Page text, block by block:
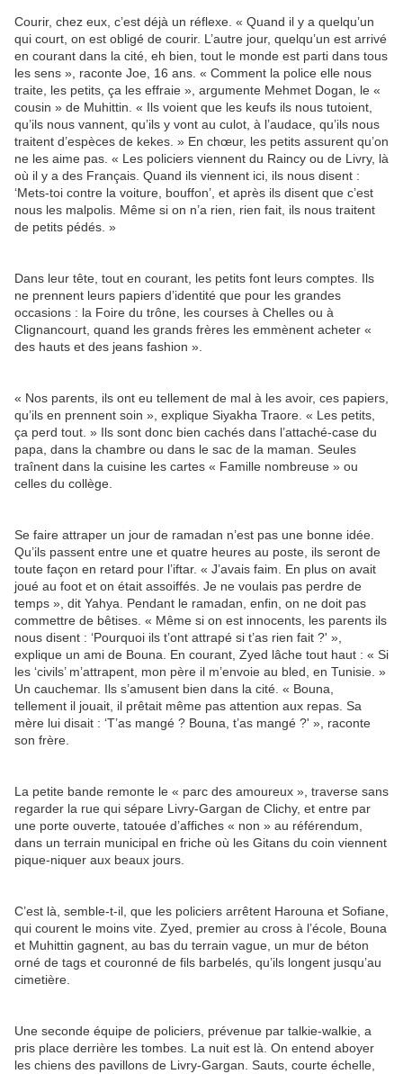
Courir, chez eux, c’est déjà un réflexe. « Quand il y a quelqu’un
qui court, on est obligé de courir. L’autre jour, quelqu’un est arrivé
en courant dans la cité, eh bien, tout le monde est parti dans tous
les sens », raconte Joe, 16 ans. « Comment la police elle nous
traite, les petits, ça les effraie », argumente Mehmet Dogan, le «
cousin » de Muhittin. « Ils voient que les keufs ils nous tutoient,
qu’ils nous vannent, qu’ils y vont au culot, à l’audace, qu’ils nous
traitent d’espèces de kekes. » En chœur, les petits assurent qu’on
ne les aime pas. « Les policiers viennent du Raincy ou de Livry, là
où il y a des Français. Quand ils viennent ici, ils nous disent :
‘Mets-toi contre la voiture, bouffon’, et après ils disent que c’est
nous les malpolis. Même si on n’a rien, rien fait, ils nous traitent
de petits pédés. »
Dans leur tête, tout en courant, les petits font leurs comptes. Ils
ne prennent leurs papiers d’identité que pour les grandes
occasions : la Foire du trône, les courses à Chelles ou à
Clignancourt, quand les grands frères les emmènent acheter «
des hauts et des jeans fashion ».
« Nos parents, ils ont eu tellement de mal à les avoir, ces papiers,
qu’ils en prennent soin », explique Siyakha Traore. « Les petits,
ça perd tout. » Ils sont donc bien cachés dans l’attaché-case du
papa, dans la chambre ou dans le sac de la maman. Seules
traînent dans la cuisine les cartes « Famille nombreuse » ou
celles du collège.
Se faire attraper un jour de ramadan n’est pas une bonne idée.
Qu’ils passent entre une et quatre heures au poste, ils seront de
toute façon en retard pour l’iftar. « J’avais faim. En plus on avait
joué au foot et on était assoiffés. Je ne voulais pas perdre de
temps », dit Yahya. Pendant le ramadan, enfin, on ne doit pas
commettre de bêtises. « Même si on est innocents, les parents ils
nous disent : ‘Pourquoi ils t’ont attrapé si t’as rien fait ?' »,
explique un ami de Bouna. En courant, Zyed lâche tout haut : « Si
les ‘civils’ m’attrapent, mon père il m’envoie au bled, en Tunisie. »
Un cauchemar. Ils s’amusent bien dans la cité. « Bouna,
tellement il jouait, il prêtait même pas attention aux repas. Sa
mère lui disait : ‘T’as mangé ? Bouna, t’as mangé ?' », raconte
son frère.
La petite bande remonte le « parc des amoureux », traverse sans
regarder la rue qui sépare Livry-Gargan de Clichy, et entre par
une porte ouverte, tatouée d’affiches « non » au référendum,
dans un terrain municipal en friche où les Gitans du coin viennent
pique-niquer aux beaux jours.
C’est là, semble-t-il, que les policiers arrêtent Harouna et Sofiane,
qui courent le moins vite. Zyed, premier au cross à l’école, Bouna
et Muhittin gagnent, au bas du terrain vague, un mur de béton
orné de tags et couronné de fils barbelés, qu’ils longent jusqu’au
cimetière.
Une seconde équipe de policiers, prévenue par talkie-walkie, a
pris place derrière les tombes. La nuit est là. On entend aboyer
les chiens des pavillons de Livry-Gargan. Sauts, courte échelle,